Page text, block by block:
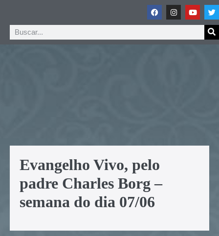
Evangelho Vivo, pelo
padre Charles Borg –
semana do dia 07/06